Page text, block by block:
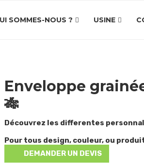
SOMMES-NOUS ? USINE
Enveloppe
🎋
Découvrez les differentes
Pour tous design, couleur, ou
DEMANDER UN DEVIS